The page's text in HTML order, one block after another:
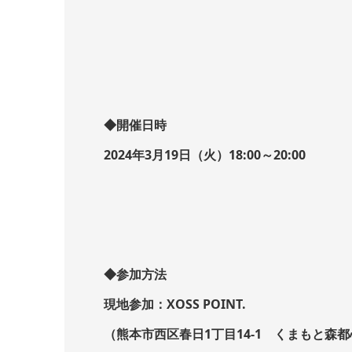
◆開催日時
2024年3月19日（火）18:00～20:00
◆参加方法
現地参加：XOSS POINT.
（熊本市西区春日1丁目14-1 くまもと森都